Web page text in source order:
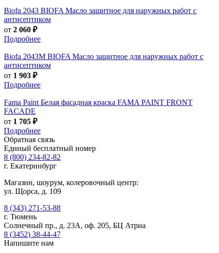
Biofa 2043 BIOFA Масло защитное для наружных работ с
антисептиком
от 2 060 ₽
Подробнее
Biofa 2043M BIOFA Масло защитное для наружных работ с
антисептиком
от 1 903 ₽
Подробнее
Fama Paint Белая фасадная краска FAMA PAINT FRONT
FACADE
от 1 705 ₽
Подробнее
Обратная связь
Единый бесплатный номер
8 (800) 234-82-82
г. Екатеринбург
Магазин, шоурум, колеровочный центр:
ул. Щорса, д. 109
8 (343) 271-53-88
г. Тюмень
Солнечный пр., д. 23А, оф. 205, БЦ Атриа
8 (3452) 38-44-47
Напишите нам